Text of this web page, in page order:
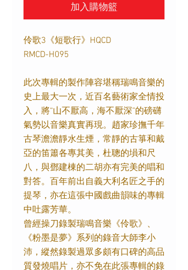
加入購物籃
伶歌3《短歌行》HQCD
RMCD-H095
此次專輯的製作陣容堪稱瑞鳴音樂的
史上最大一次，近百名藝術家全情投
入，將“山不厭高，海不厭深”的磅礴
氣勢以音樂真實再現。趙家珍撫千年
古琴澹澹靜水生煙，常靜的古箏和戴
亞的笛簫各專其美，杜聰的塤和尺
八，與鄧建棟的二胡亦有完美的唱和
對答。百年前出自義大利名匠之手的
提琴，亦在這張中國戲曲韻味的專輯
中吐露芳華。
曾經操刀錄製瑞鳴音樂《伶歌》、
《粉墨是夢》系列的錄音大師李小
沛，縱然錄製過眾多頗有口碑的高品
質發燒唱片，亦不免在此張專輯的錄